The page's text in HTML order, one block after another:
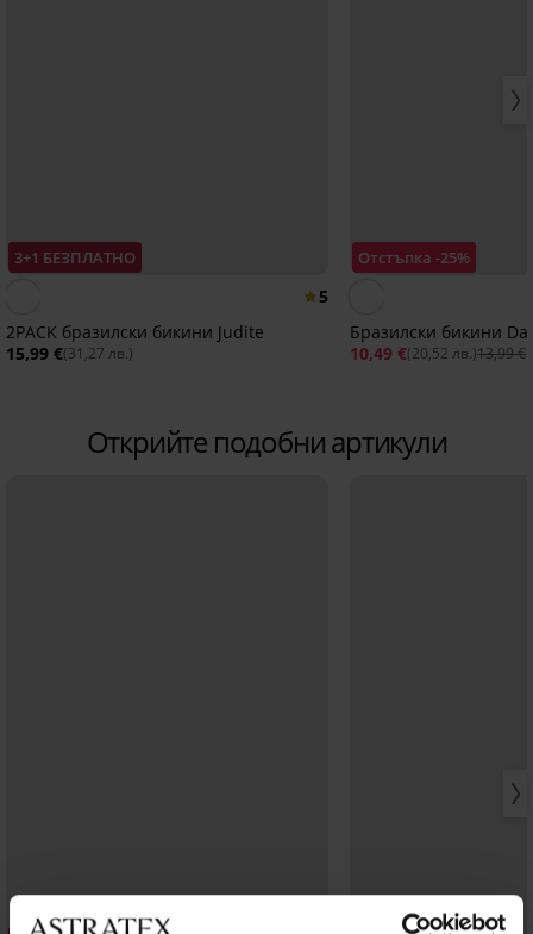
3+1 БЕЗПЛАТНО
5
2PACK бразилски бикини Judite
15,99 €(31,27 лв.)
Отстъпка -25%
Бразилски бикини
10,49 €(20,52 лв.)13,99 €
Открийте подобни артикули